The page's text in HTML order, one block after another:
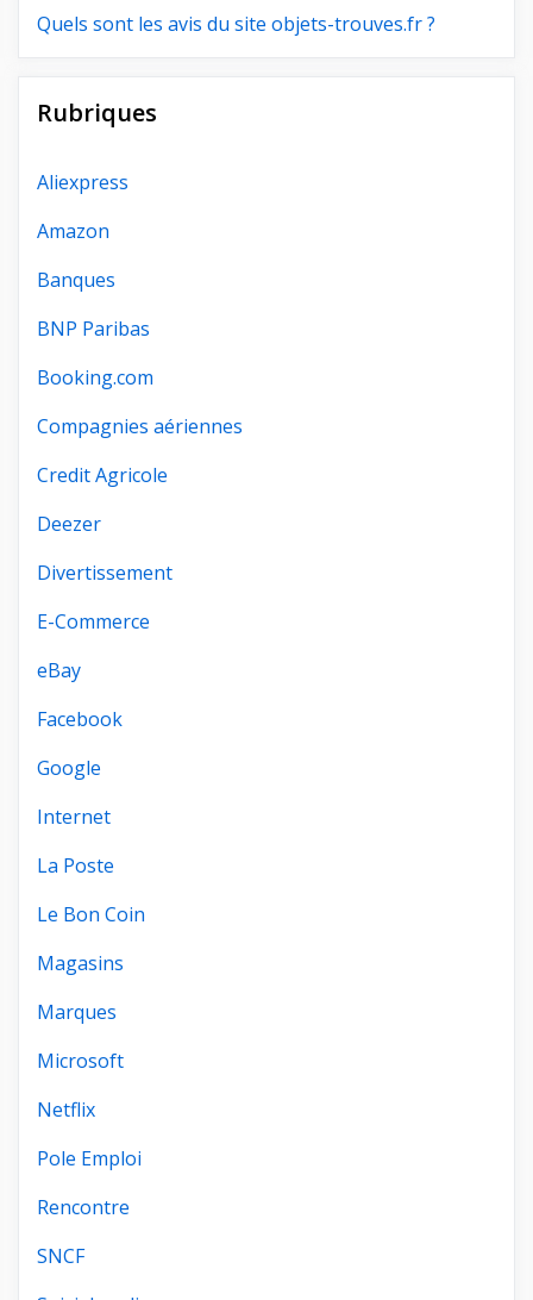
Quels sont les avis du site objets-trouves.fr ?
Rubriques
Aliexpress
Amazon
Banques
BNP Paribas
Booking.com
Compagnies aériennes
Credit Agricole
Deezer
Divertissement
E-Commerce
eBay
Facebook
Google
Internet
La Poste
Le Bon Coin
Magasins
Marques
Microsoft
Netflix
Pole Emploi
Rencontre
SNCF